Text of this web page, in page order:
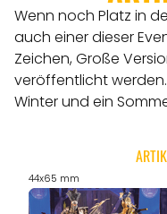
Wenn noch Platz in
auch einer dieser
Zeichen, Große
veröffentlicht werden.
Winter und ein
44x65 mm